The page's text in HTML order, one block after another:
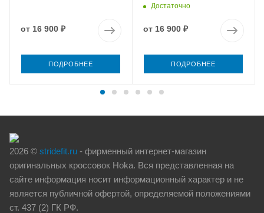
от 16 900 ₽
ПОДРОБНЕЕ
Достаточно
от 16 900 ₽
ПОДРОБНЕЕ
2026 © stridefit.ru - фирменный интернет-магазин
оригинальных кроссовок Hoka. Вся представленная на
сайте информация носит информационный характер и не
является публичной офертой, определяемой положениями
ст. 437 (2) ГК РФ.